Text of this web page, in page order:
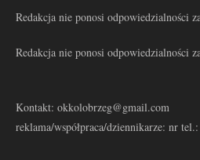
Redakcja nie ponosi odpowiedzialności
Redakcja nie ponosi odpowiedzialności
Kontakt: okkolobrzeg@gmail.com
reklama/współpraca/dziennikarze: nr tel.: